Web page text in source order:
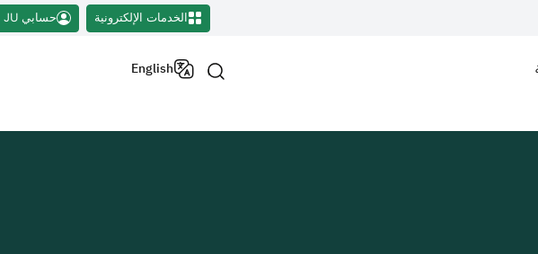
الخدمات الإلكترونية حسابي JU
English